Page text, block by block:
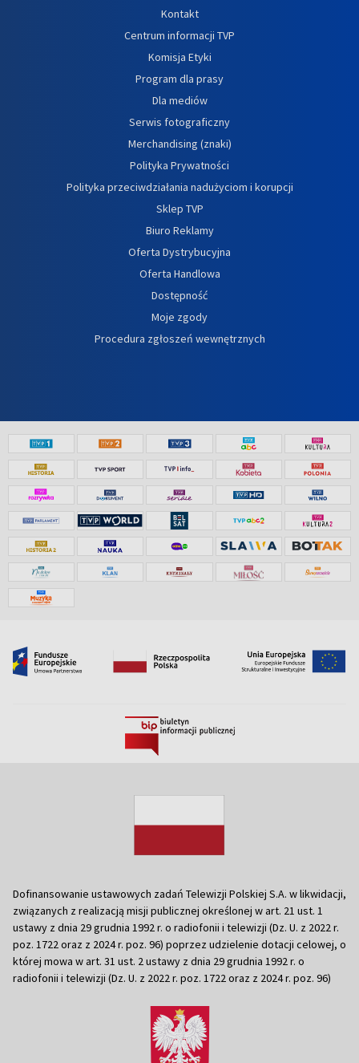
Kontakt
Centrum informacji TVP
Komisja Etyki
Program dla prasy
Dla mediów
Serwis fotograficzny
Merchandising (znaki)
Polityka Prywatności
Polityka przeciwdziałania nadużyciom i korupcji
Sklep TVP
Biuro Reklamy
Oferta Dystrybucyjna
Oferta Handlowa
Dostępność
Moje zgody
Procedura zgłoszeń wewnętrznych
Dofinansowanie ustawowych zadań Telewizji Polskiej S.A. w likwidacji,
związanych z realizacją misji publicznej określonej w art. 21 ust. 1
ustawy z dnia 29 grudnia 1992 r. o radiofonii i telewizji (Dz. U. z 2022 r.
poz. 1722 oraz z 2024 r. poz. 96) poprzez udzielenie dotacji celowej, o
której mowa w art. 31 ust. 2 ustawy z dnia 29 grudnia 1992 r. o
radiofonii i telewizji (Dz. U. z 2022 r. poz. 1722 oraz z 2024 r. poz. 96)